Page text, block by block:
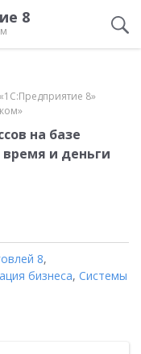
8
8»
на базе
и деньги
8,
бизнеса, Системы